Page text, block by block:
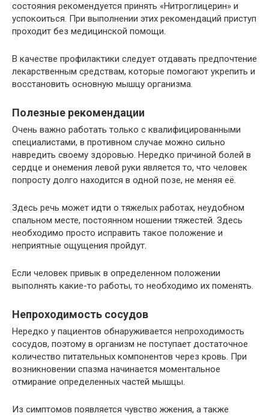
состояния рекомендуется принять «Нитроглицерин» и
успокоиться. При выполнении этих рекомендаций приступ
проходит без медицинской помощи.
В качестве профилактики следует отдавать предпочтение
лекарственным средствам, которые помогают укрепить и
восстановить основную мышцу организма.
Полезные рекомендации
Очень важно работать только с квалифицированными
специалистами, в противном случае можно сильно
навредить своему здоровью. Нередко причиной болей в
сердце и онемения левой руки является то, что человек
попросту долго находится в одной позе, не меняя её.
Здесь речь может идти о тяжелых работах, неудобном
спальном месте, постоянном ношении тяжестей. Здесь
необходимо просто исправить такое положение и
неприятные ощущения пройдут.
Если человек привык в определенном положении
выполнять какие-то работы, то необходимо их поменять.
Непроходимость сосудов
Нередко у пациентов обнаруживается непроходимость
сосудов, поэтому в организм не поступает достаточное
количество питательных компонентов через кровь. При
возникновении спазма начинается моментальное
отмирание определенных частей мышцы.
Из симптомов появляется чувство жжения, а также